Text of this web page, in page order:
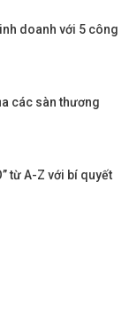
doanh với 5 công
các sàn thương
từ A-Z với bí quyết